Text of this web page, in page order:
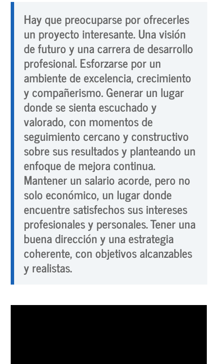
Hay que preocuparse por ofrecerles
un proyecto interesante. Una visión
de futuro y una carrera dedesarrollo
profesional.Esforzarse por un
ambiente deexcelencia, crecimiento
y compañerismo. Generar un lugar
donde se sientaescuchado y
valorado, con momentos de
seguimiento cercano y constructivo
sobre sus resultados y planteando un
enfoque de mejora continua.
Mantener un salario acorde, pero no
solo económico, un lugar donde
encuentre satisfechos sus intereses
profesionales y personales.Tener una
buena dirección y una estrategia
coherente, con objetivos alcanzables
y realistas.